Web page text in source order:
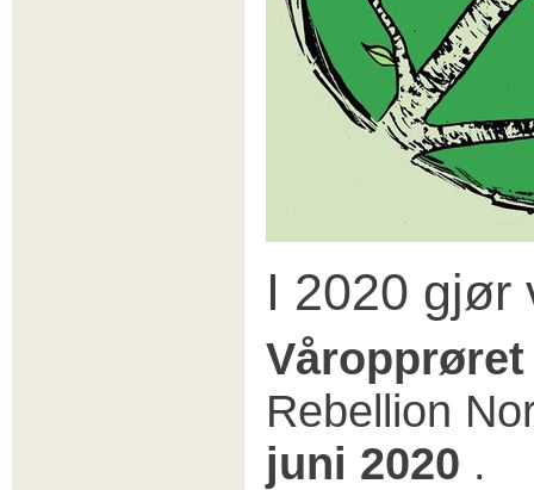
I 2020 gjør
Rebellion
juni 2020 .